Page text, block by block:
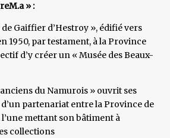
» :
Gaiffier d’Hestroy », édifié vers
1950, par testament, à la Province
d’y créer un « Musée des Beaux-
du Namurois » ouvrit ses
partenariat entre la Province de
l’une mettant son bâtiment à
collections